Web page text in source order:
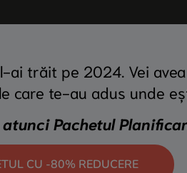
trăit pe 2024. Vei
care te-au adus unde
Pachetul
CU -80% REDUCERE